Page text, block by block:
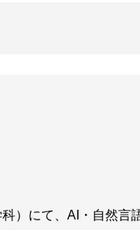
）にて、AI・自然言